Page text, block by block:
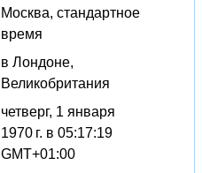
Москва, стандартное
время
в Лондоне,
Великобритания
четверг, 1 января
1970 г. в 05:17:19
GMT+01:00